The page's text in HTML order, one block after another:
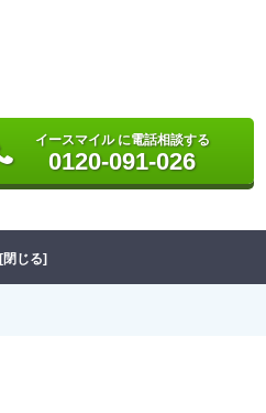
イースマイル に電話相談する
0120-091-026
[閉じる]